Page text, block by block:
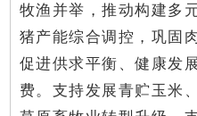
牧渔并举，推动构建多
猪产能综合调控，巩固
促进供求平衡、健康发
费。支持发展青贮玉米